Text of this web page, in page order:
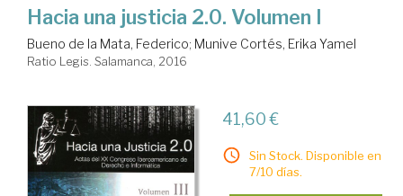
Hacia una justicia 2.0. Volumen I
Bueno de la Mata, Federico; Munive Cortés, Erika Yamel
Ratio Legis. Salamanca, 2016
41,60 €
Sin Stock. Disponible en
7/10 días.